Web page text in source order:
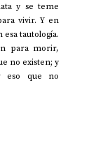
y se teme
vivir. Y en
esa tautología.
para morir,
no existen; y
eso que no